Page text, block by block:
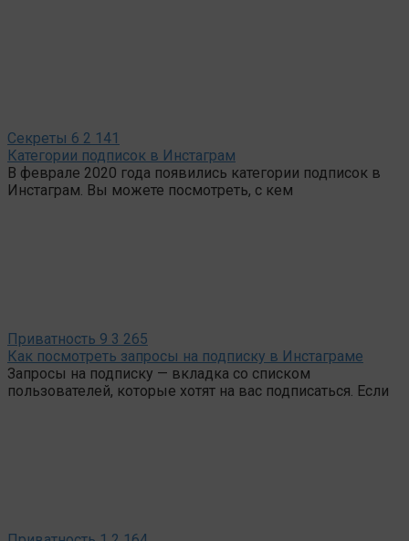
Секреты 6 2 141
Категории подписок в Инстаграм
В феврале 2020 года появились категории подписок в
Инстаграм. Вы можете посмотреть, с кем
Приватность 9 3 265
Как посмотреть запросы на подписку в Инстаграме
Запросы на подписку — вкладка со списком
пользователей, которые хотят на вас подписаться. Если